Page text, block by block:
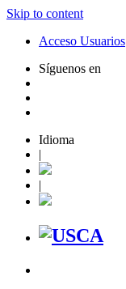
Skip to content
Acceso Usuarios
Síguenos en
Idioma
|
|